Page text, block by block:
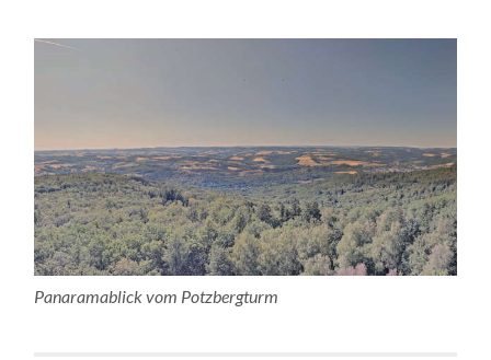
Panaramablick vom Potzbergturm